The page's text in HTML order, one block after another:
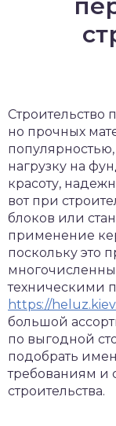
Строительство
но прочных
нагрузку на
красоту,
вот при
блоков или
применение
поскольку это
техническими
https://
большой
по выгодной
подобрать
требованиям и
строительства.